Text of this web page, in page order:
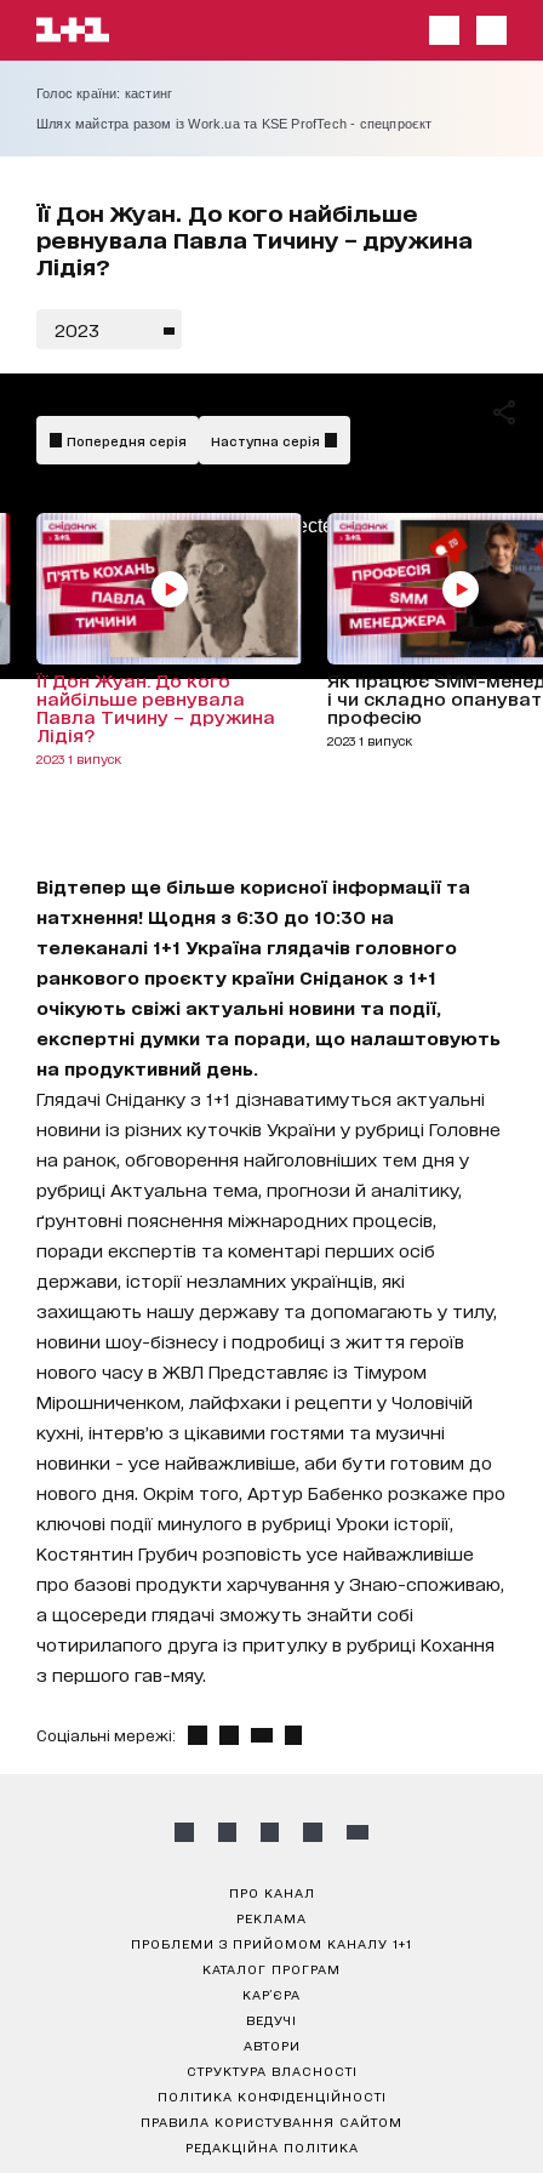
Голос країни: кастинг
Шлях майстра разом із Work.ua та KSE ProfTech - спецпроєкт
Її Дон Жуан. До кого найбільше
ревнувала Павла Тичину – дружина
Лідія?
2023
AdBlockDetected!
Попередня серія Наступна серія
Її Дон Жуан. До кого
найбільше ревнувала
Павла Тичину – дружина
Лідія?
2023 1 випуск
Як працює SMM-
і чи складно
професію
2023 1 випуск
Відтепер ще більше корисної інформації та
натхнення! Щодня з 6:30 до 10:30 на
телеканалі 1+1 Україна глядачів головного
ранкового проєкту країни Сніданок з 1+1
очікують свіжі актуальні новини та події,
експертні думки та поради, що налаштовують
на продуктивний день.
Глядачі Сніданку з 1+1 дізнаватимуться актуальні
новини із різних куточків України у рубриці Головне
на ранок, обговорення найголовніших тем дня у
рубриці Актуальна тема, прогнози й аналітику,
ґрунтовні пояснення міжнародних процесів,
поради експертів та коментарі перших осіб
держави, історії незламних українців, які
захищають нашу державу та допомагають у тилу,
новини шоу-бізнесу і подробиці з життя героїв
нового часу в ЖВЛ Представляє із Тімуром
Мірошниченком, лайфхаки і рецепти у Чоловічій
кухні, інтерв’ю з цікавими гостями та музичні
новинки - усе найважливіше, аби бути готовим до
нового дня. Окрім того, Артур Бабенко розкаже про
ключові події минулого в рубриці Уроки історії,
Костянтин Грубич розповість усе найважливіше
про базові продукти харчування у Знаю-споживаю,
а щосереди глядачі зможуть знайти собі
чотирилапого друга із притулку в рубриці Кохання
з першого гав-мяу.
Соціальні мережі:
ПРО КАНАЛ
РЕКЛАМА
ПРОБЛЕМИ З ПРИЙОМОМ КАНАЛУ 1+1
КАТАЛОГ ПРОГРАМ
КАР’ЄРА
ВЕДУЧІ
АВТОРИ
СТРУКТУРА ВЛАСНОСТІ
ПОЛІТИКА КОНФІДЕНЦІЙНОСТІ
ПРАВИЛА КОРИСТУВАННЯ САЙТОМ
РЕДАКЦІЙНА ПОЛІТИКА